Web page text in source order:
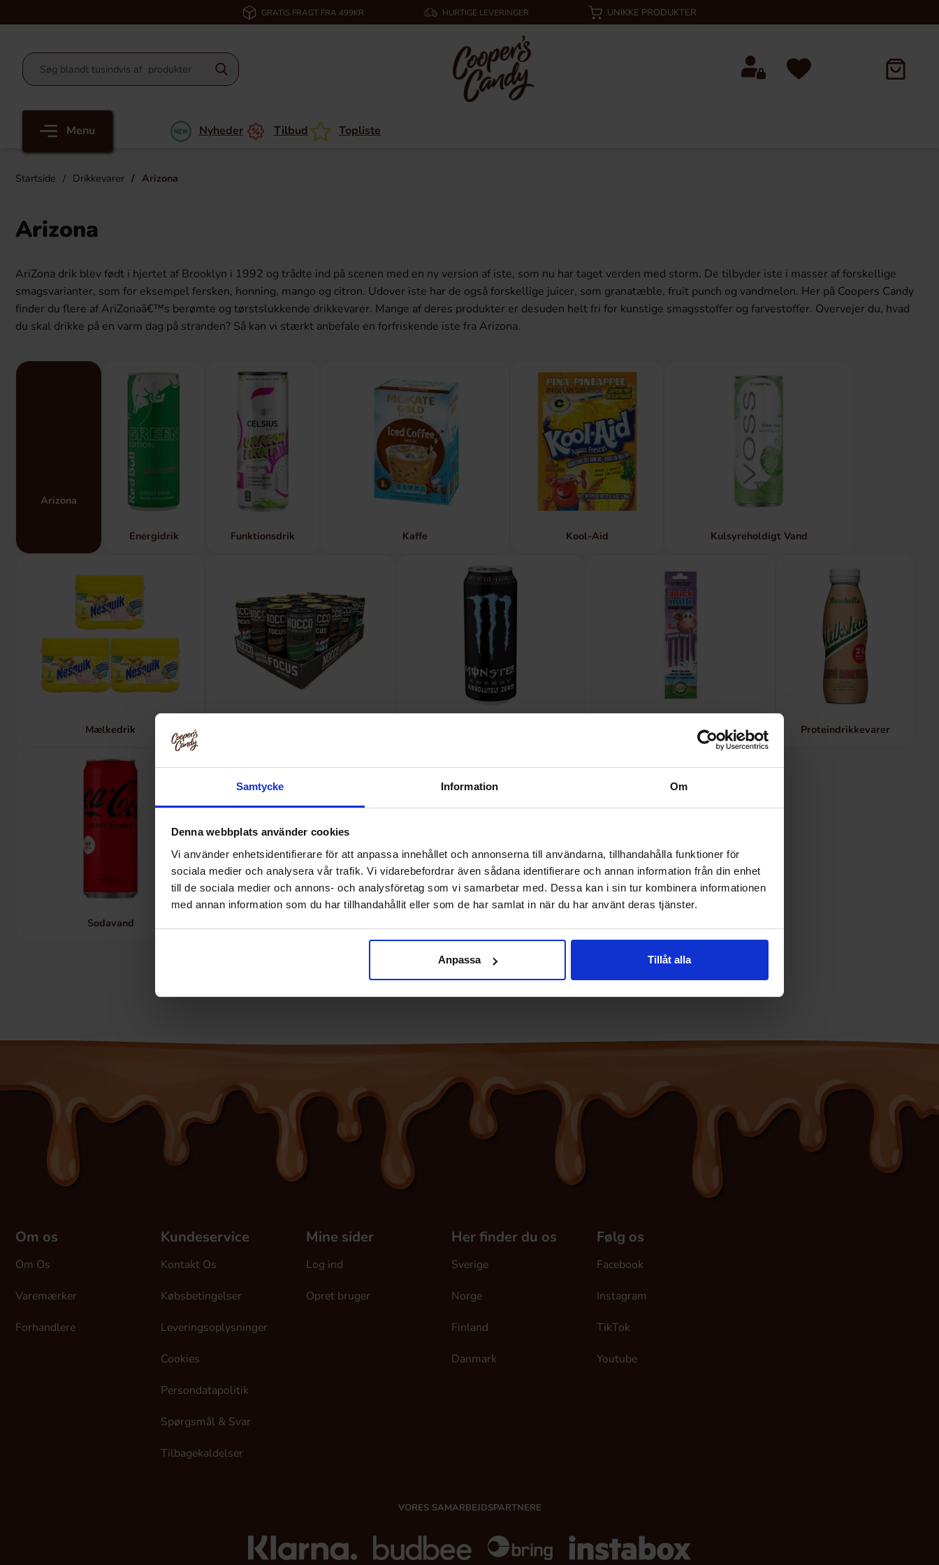
Samtycke Information Om
Denna webbplats använder cookies
Vi använder enhetsidentifierare för att anpassa innehållet och annonserna till användarna, tillhandahålla funktioner för
sociala medier och analysera vår trafik. Vi vidarebefordrar även sådana identifierare och annan information från din enhet
till de sociala medier och annons- och analysföretag som vi samarbetar med. Dessa kan i sin tur kombinera informationen
med annan information som du har tillhandahållit eller som de har samlat in när du har använt deras tjänster.
Anpassa Tillåt alla
GRATIS FRAGT FRA 499KR HURTIGE LEVERINGER UNIKKE PRODUKTER
Menu Nyheder Tilbud Topliste
Startside Drikkevarer Arizona
Arizona
AriZona drik blev født i hjertet af Brooklyn i 1992 og trådte ind på scenen med en ny version af iste, som nu har taget verden med storm. De tilbyder iste i masser af forskellige
smagsvarianter, som for eksempel fersken, honning, mango og citron. Udover iste har de også forskellige juicer, som granatæble, fruit punch og vandmelon. Her på Coopers Candy
finder du flere af AriZonaâ€™s berømte og tørstslukkende drikkevarer. Mange af deres produkter er desuden helt fri for kunstige smagsstoffer og farvestoffer. Overvejer du, hvad
du skal drikke på en varm dag på stranden? Så kan vi stærkt anbefale en forfriskende iste fra Arizona.
Arizona
Energidrik Funktionsdrik Kaffe Kool-Aid Kulsyreholdigt Vand
Mælkedrik Øvrig Drik Proteindrikkevarer
Sodavand
Om os
Om Os
Varemærker
Forhandlere
Kundeservice
Kontakt Os
Købsbetingelser
Leveringsoplysninger
Cookies
Persondatapolitik
Spørgsmål & Svar
Tilbagekaldelser
Mine sider
Log ind
Opret bruger
Her finder du os
Sverige
Norge
Finland
Danmark
Følg os
Facebook
Instagram
TikTok
Youtube
VORES SAMARBEJDSPARTNERE